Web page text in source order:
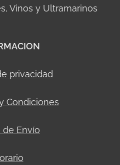
Vinos y Ultramarinos
privacidad
Condiciones
de Envío